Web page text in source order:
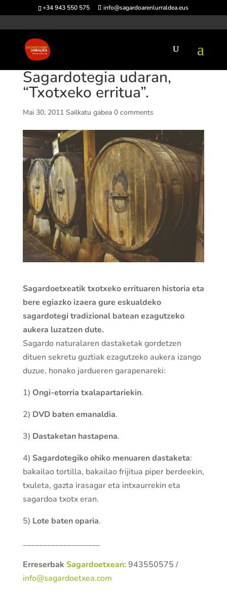
+34 943 550 575 info@sagardoarenlurraldea.eus
Sagardotegia udaran,
“Txotxeko erritua”.
Mai 30, 2011 Sailkatu gabea 0 comments
Sagardoetxeatik txotxeko errituaren historia eta
bere egiazko izaera gure eskualdeko
sagardotegi tradizional batean ezagutzeko
aukera luzatzen dute.
Sagardo naturalaren dastaketak gordetzen
dituen sekretu guztiak ezagutzeko aukera izango
duzue, honako jardueren garapenareki:
1) Ongi-etorria txalapartariekin.
2) DVD baten emanaldia.
3) Dastaketan hastapena.
4) Sagardotegiko ohiko menuaren dastaketa:
bakailao tortilla, bakailao frijitua piper berdeekin,
txuleta, gazta irasagar eta intxaurrekin eta
sagardoa txotx eran.
5) Lote baten oparia.
___________________
Erreserbak Sagardoetxean: 943550575 /
info@sagardoetxea.com